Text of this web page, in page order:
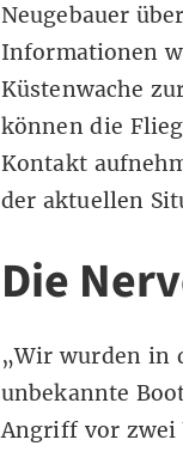
Neugebauer
Informationen
Küstenwache
können die
Kontakt
der aktuellen
Die
„Wir wurden in
unbekannte
Angriff vor zwei